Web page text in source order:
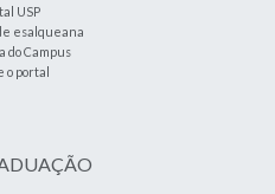
USP
esalqueana
do Campus
o portal